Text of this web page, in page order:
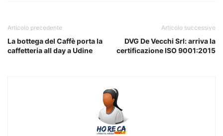
Articolo precedente
La bottega del Caffè porta la
caffetteria all day a Udine
Articolo successivo
DVG De Vecchi Srl: arriva la
certificazione ISO 9001:2015